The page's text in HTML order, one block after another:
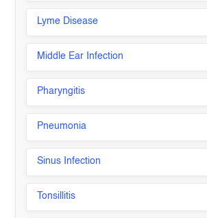
Lyme Disease
Middle Ear Infection
Pharyngitis
Pneumonia
Sinus Infection
Tonsillitis